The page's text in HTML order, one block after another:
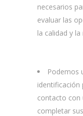
necesarios
evaluar las
la calidad y
Podemos
identificación
contacto con
completar